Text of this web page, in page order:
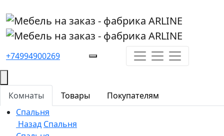
+74994900269